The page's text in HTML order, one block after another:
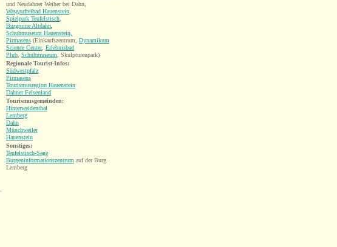
und Neudahner Weiher bei Dahn,
Wasgaufreibad Hauenstein
Spielpark Teufelstisch
Burgruine Altdahn
Schuhmuseum Hauenstein,
Pirmasens (Einkaufszentrum, Dynamikum
Science Center, Erlebnisbad
Plub Schuhmuseum , Skulpturenpark)
Regionale Tourist-Infos:
Südwestpfalz
Pirmasens
Tourismusregion Hauenstein
Dahner Felsenland
Tourismusgemeinden:
Hinterweidenthal
Lemberg
Dahn
Münchweiler
Hauenstein
Sonstiges:
Teufelstisch-Sage
Burgeninformationszentrum auf der Burg
Lemberg